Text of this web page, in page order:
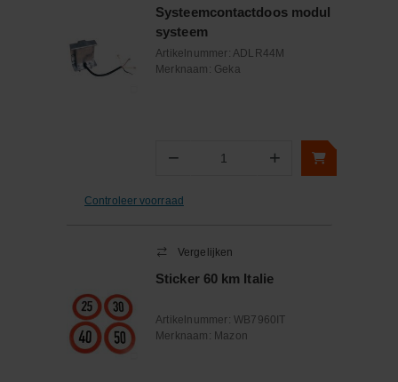
Systeemcontactdoos modul
systeem
Artikelnummer: ADLR44M
Merknaam: Geka
− Aantal +
Controleer voorraad
Vergelijken
Sticker 60 km Italie
Artikelnummer: WB7960IT
Merknaam: Mazon